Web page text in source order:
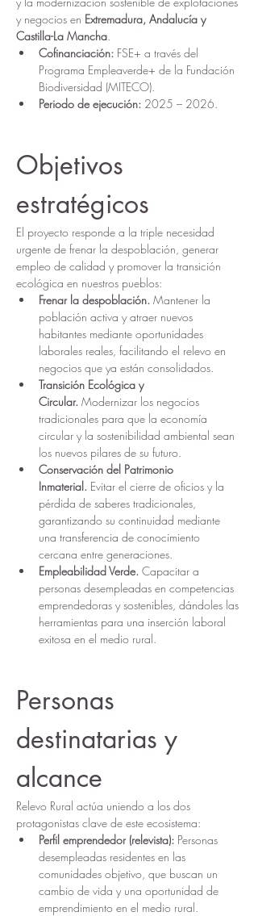
y negocios en Extremadura, Andalucía y
Castilla-La Mancha.
Cofinanciación: FSE+ a través del
Programa Empleaverde+ de la Fundación
Biodiversidad (MITECO).
Periodo de ejecución: 2025 – 2026.
Objetivos
estratégicos
El proyecto responde a la triple necesidad
urgente de frenar la despoblación, generar
empleo de calidad y promover la transición
ecológica en nuestros pueblos:
Frenar la despoblación. Mantener la
población activa y atraer nuevos
habitantes mediante oportunidades
laborales reales, facilitando el relevo en
negocios que ya están consolidados.
Transición Ecológica y
Circular. Modernizar los negocios
tradicionales para que la economía
circular y la sostenibilidad ambiental sean
los nuevos pilares de su futuro.
Conservación del Patrimonio
Inmaterial. Evitar el cierre de oficios y la
pérdida de saberes tradicionales,
garantizando su continuidad mediante
una transferencia de conocimiento
cercana entre generaciones.
Empleabilidad Verde. Capacitar a
personas desempleadas en competencias
emprendedoras y sostenibles, dándoles las
herramientas para una inserción laboral
exitosa en el medio rural.
Personas
destinatarias y
alcance
Relevo Rural actúa uniendo a los dos
protagonistas clave de este ecosistema:
Perfil emprendedor (relevista): Personas
desempleadas residentes en las
comunidades objetivo, que buscan un
cambio de vida y una oportunidad de
emprendimiento en el medio rural.